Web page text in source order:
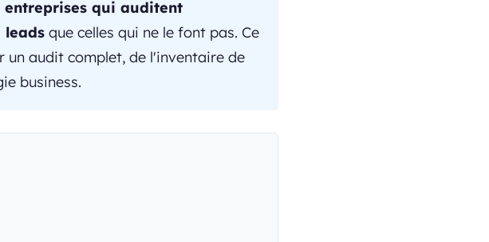
entreprises qui auditent
leads que celles qui ne le font pas. Ce
un audit complet, de l'inventaire de
business.